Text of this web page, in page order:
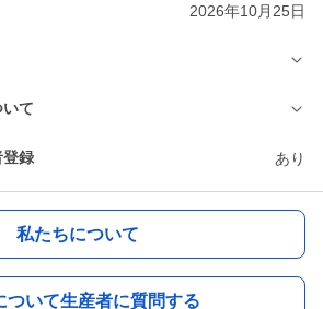
2026年10月25日
て
登録 あり
私たちについて
ついて生産者に質問する